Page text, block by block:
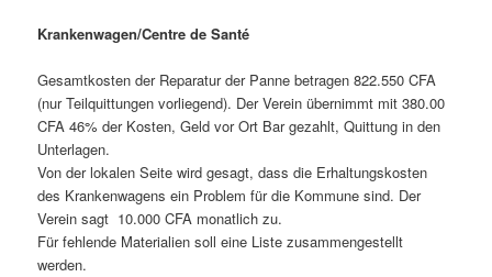
Krankenwagen/Centre de Santé
Gesamtkosten der Reparatur der Panne betragen 822.550 CFA
(nur Teilquittungen vorliegend). Der Verein übernimmt mit 380.00
CFA 46% der Kosten, Geld vor Ort Bar gezahlt, Quittung in den
Unterlagen.
Von der lokalen Seite wird gesagt, dass die Erhaltungskosten
des Krankenwagens ein Problem für die Kommune sind. Der
Verein sagt 10.000 CFA monatlich zu.
Für fehlende Materialien soll eine Liste zusammengestellt
werden.